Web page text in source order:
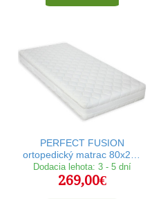
PERFECT FUSION
ortopedický matrac 80x200
cm
Dodacia lehota: 3 - 5 dní
269,00€